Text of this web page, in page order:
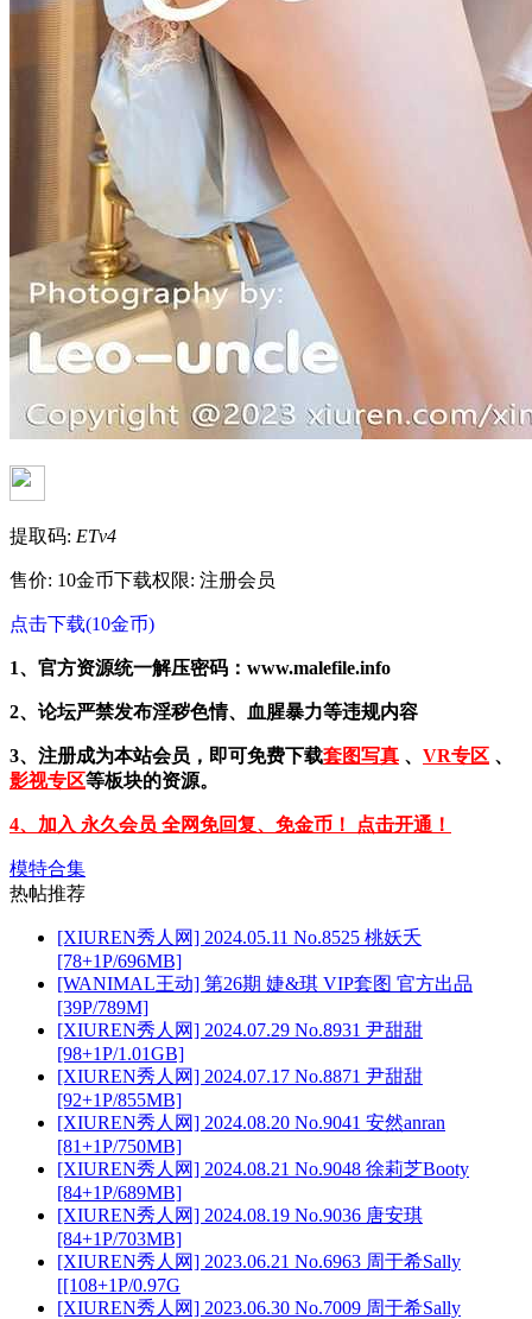
提取码: ETv4
售价: 10金币下载权限: 注册会员
点击下载(10金币)
1、官方资源统一解压密码：www.malefile.info
2、论坛严禁发布淫秽色情、血腥暴力等违规内容
3、注册成为本站会员，即可免费下载套图写真 、 VR专区 、
影视专区等板块的资源。
4、加入 永久会员 全网免回复、免金币！ 点击开通！
模特合集
热帖推荐
[XIUREN秀人网] 2024.05.11 No.8525 桃妖夭
[78+1P/696MB]
[WANIMAL王动] 第26期 婕&琪 VIP套图 官方出品
[39P/789M]
[XIUREN秀人网] 2024.07.29 No.8931 尹甜甜
[98+1P/1.01GB]
[XIUREN秀人网] 2024.07.17 No.8871 尹甜甜
[92+1P/855MB]
[XIUREN秀人网] 2024.08.20 No.9041 安然anran
[81+1P/750MB]
[XIUREN秀人网] 2024.08.21 No.9048 徐莉芝Booty
[84+1P/689MB]
[XIUREN秀人网] 2024.08.19 No.9036 唐安琪
[84+1P/703MB]
[XIUREN秀人网] 2023.06.21 No.6963 周于希Sally
[[108+1P/0.97G
[XIUREN秀人网] 2023.06.30 No.7009 周于希Sally